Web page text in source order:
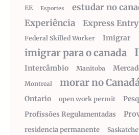
EE
Esportes estudar no
Experiência Express Entry
Federal Skilled Worker Imigrar
imigrar para o canada
Intercâmbio Manitoba
Montreal morar no
Ontario open work permit
Profissões Regulamentadas
residencia permanente